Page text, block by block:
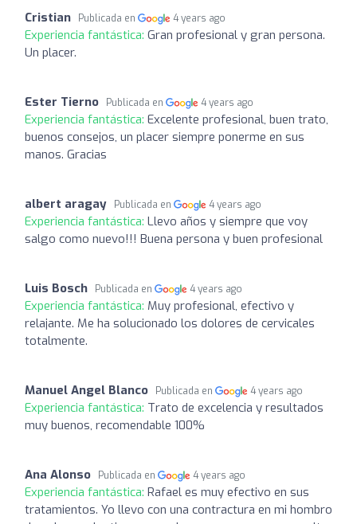
Cristian Publicada en 4 years ago
Experiencia fantástica: Gran profesional y gran persona.
Un placer.
Ester Tierno Publicada en 4 years ago
Experiencia fantástica: Excelente profesional, buen trato,
buenos consejos, un placer siempre ponerme en sus
manos. Gracias
albert aragay Publicada en 4 years ago
Experiencia fantástica: Llevo años y siempre que voy
salgo como nuevo!!! Buena persona y buen profesional
Luis Bosch Publicada en 4 years ago
Experiencia fantástica: Muy profesional, efectivo y
relajante. Me ha solucionado los dolores de cervicales
totalmente.
Manuel Angel Blanco Publicada en 4 years ago
Experiencia fantástica: Trato de excelencia y resultados
muy buenos, recomendable 100%
Ana Alonso Publicada en 4 years ago
Experiencia fantástica: Rafael es muy efectivo en sus
tratamientos. Yo llevo con una contractura en mi hombro